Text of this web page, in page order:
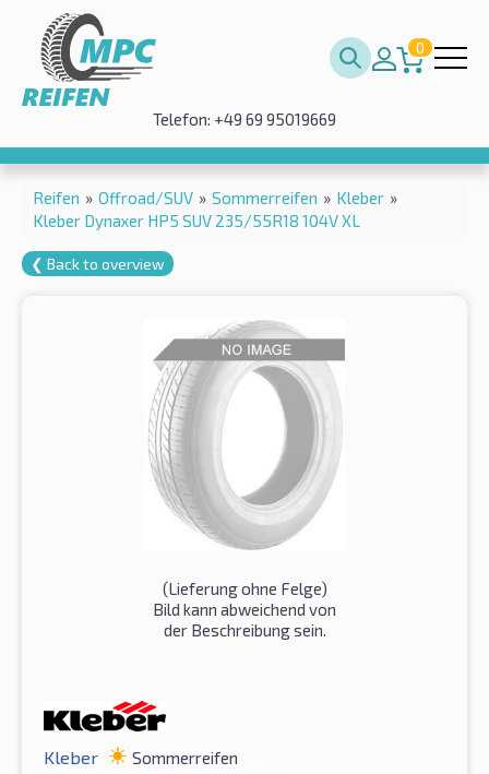
0
Telefon: +49 69 95019669
Reifen » Offroad/SUV » Sommerreifen » Kleber »
Kleber Dynaxer HP5 SUV 235/55R18 104V XL
❮ Back to overview
(Lieferung ohne Felge)
Bild kann abweichend von
der Beschreibung sein.
Kleber Sommerreifen